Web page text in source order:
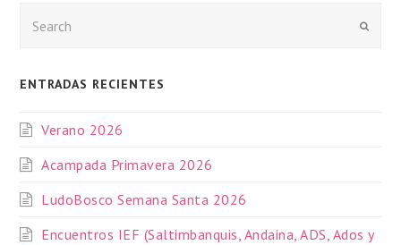
Enviar
ENTRADAS RECIENTES
Verano 2026
Acampada Primavera 2026
LudoBosco Semana Santa 2026
Encuentros IEF (Saltimbanquis, Andaina, ADS, Ados y